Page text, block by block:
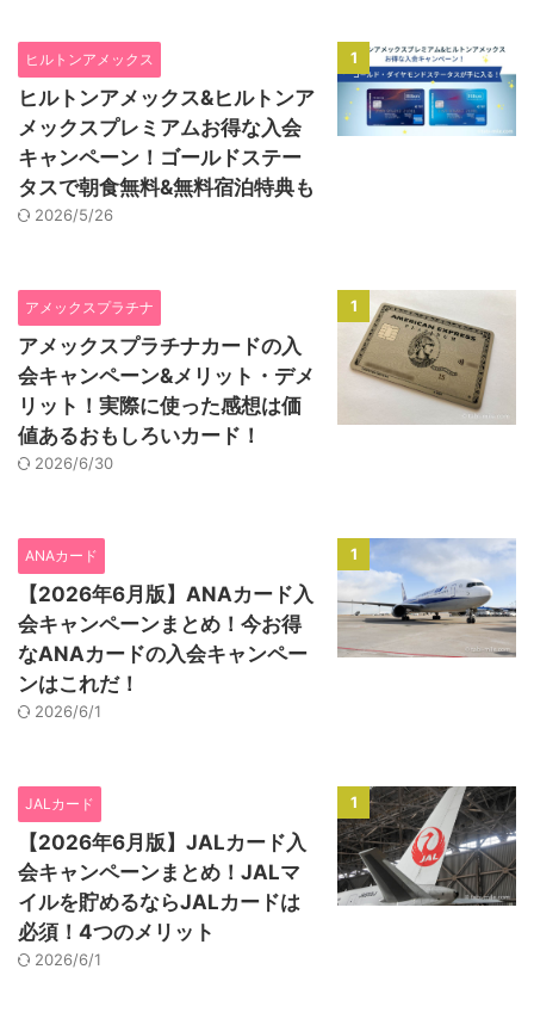
1
ヒルトンアメックス
ヒルトンアメックス&ヒルトンア
メックスプレミアムお得な入会
キャンペーン！ゴールドステー
タスで朝食無料&無料宿泊特典も
2026/5/26
1
アメックスプラチナ
アメックスプラチナカードの入
会キャンペーン&メリット・デメ
リット！実際に使った感想は価
値あるおもしろいカード！
2026/6/30
1
ANAカード
【2026年6月版】ANAカード入
会キャンペーンまとめ！今お得
なANAカードの入会キャンペー
ンはこれだ！
2026/6/1
1
JALカード
【2026年6月版】JALカード入
会キャンペーンまとめ！JALマ
イルを貯めるならJALカードは
必須！4つのメリット
2026/6/1